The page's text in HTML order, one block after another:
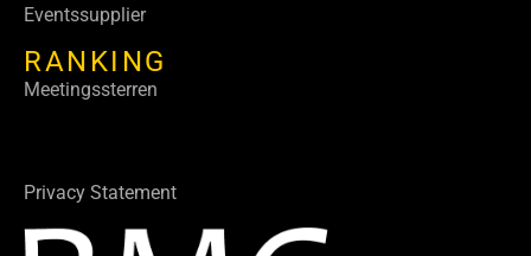
Eventssupplier
RANKING
Meetingssterren
Privacy Statement